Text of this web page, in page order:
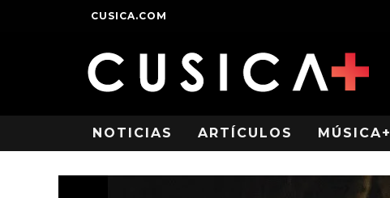
CUSICA.COM
NOTICIAS ARTÍCULOS MÚSICA+